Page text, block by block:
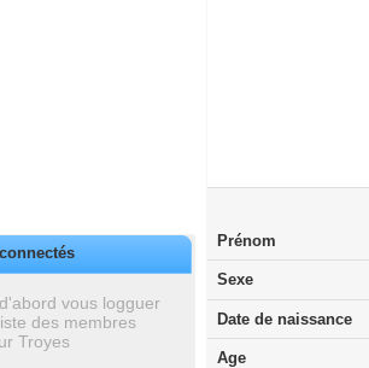
vous logguer
des membres
Troyes
Prénom
Sexe
Date de naissance
Age